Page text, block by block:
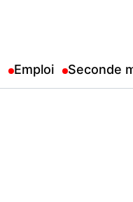
Emploi Seconde